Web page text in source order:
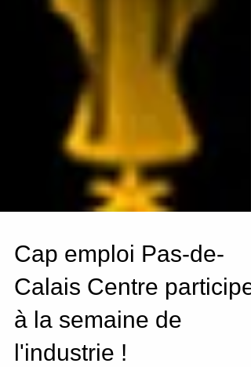
Cap emploi Pas-de-
Calais Centre participe
à la semaine de